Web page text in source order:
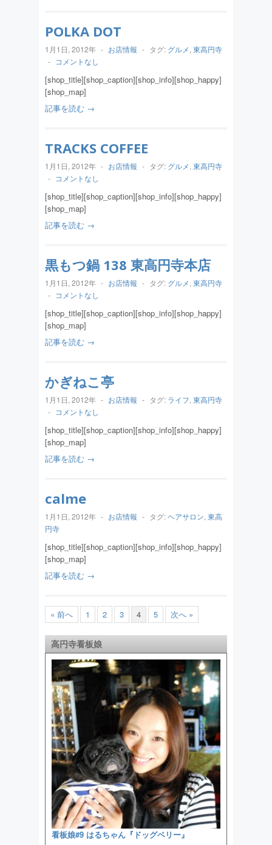
POLKA DOT
1月1日, 2012年 - お店情報 - タグ: グルメ, 東高円寺
- コメントなし
[shop_title][shop_caption][shop_info][shop_happy]
[shop_map]
記事を読む →
TRACKS COFFEE
1月1日, 2012年 - お店情報 - タグ: グルメ, 東高円寺
- コメントなし
[shop_title][shop_caption][shop_info][shop_happy]
[shop_map]
記事を読む →
黒もつ鍋 138 東高円寺本店
1月1日, 2012年 - お店情報 - タグ: グルメ, 東高円寺
- コメントなし
[shop_title][shop_caption][shop_info][shop_happy]
[shop_map]
記事を読む →
かぎねこ亭
1月1日, 2012年 - お店情報 - タグ: ライフ, 東高円寺
- コメントなし
[shop_title][shop_caption][shop_info][shop_happy]
[shop_map]
記事を読む →
calme
1月1日, 2012年 - お店情報 - タグ:ヘアサロン, 東高
円寺
[shop_title][shop_caption][shop_info][shop_happy]
[shop_map]
記事を読む →
« 前へ 1 2 3 4 5 次へ »
高円寺看板娘
看板娘#9 はるちゃん『ドッグベリー』